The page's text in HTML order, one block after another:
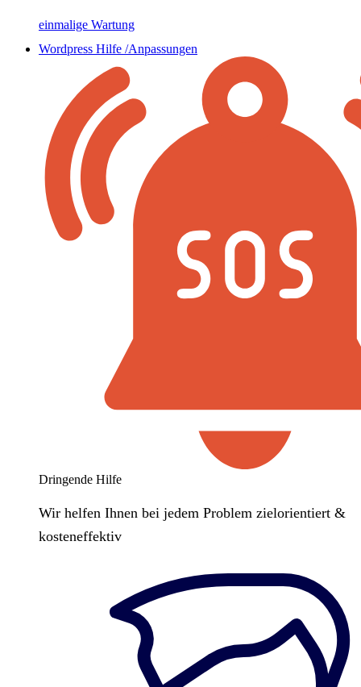
einmalige Wartung
Wordpress Hilfe /Anpassungen
Dringende Hilfe
Wir helfen Ihnen bei jedem Problem zielorientiert &
kosteneffektiv